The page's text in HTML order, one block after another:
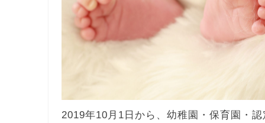
2019年10月1日から、幼稚園・保育園・